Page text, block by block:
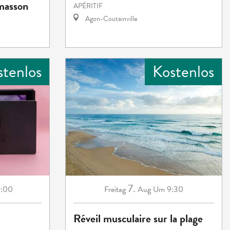
APÉRITIF
Agon-Coutainville
Kostenlos
Freitag7. Aug Um 9:30
Réveil musculaire sur la plage